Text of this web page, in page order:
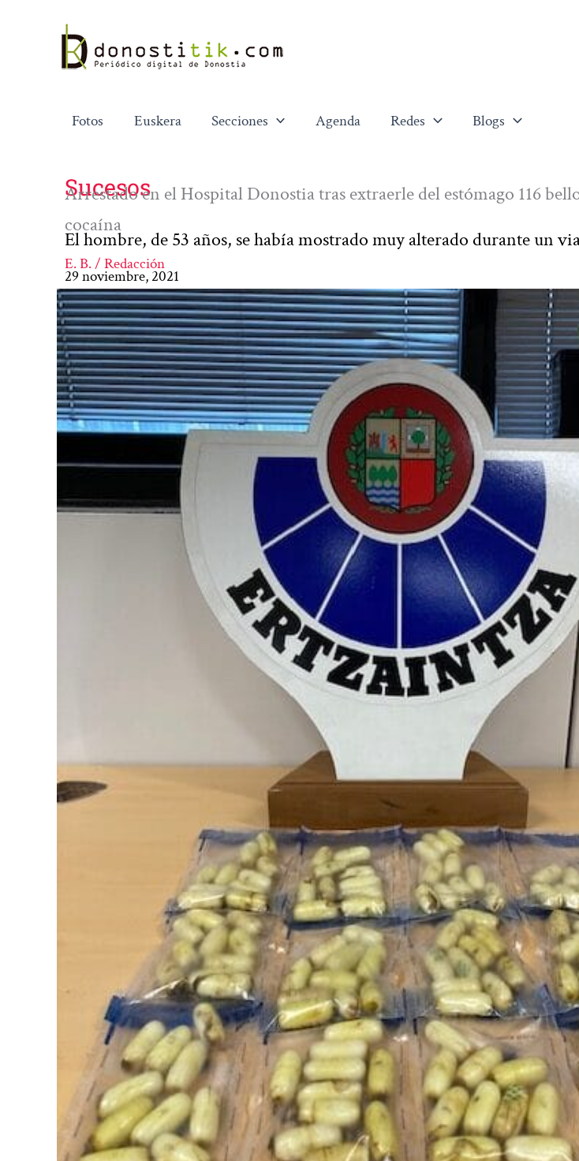
contenido
Fotos Euskera Secciones Agenda Redes Blogs
Sucesos
Arrestado en el Hospital Donostia tras extraerle del estómago 116
cocaína
El hombre, de 53 años, se había mostrado muy alterado durante un
E. B. / Redacción
29 noviembre, 2021